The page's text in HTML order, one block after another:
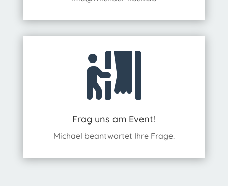

Frag uns am Event!
Michael beantwortet Ihre Frage.